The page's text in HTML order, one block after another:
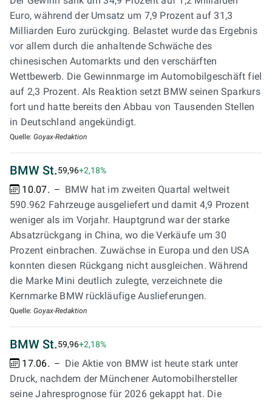
Euro, während der Umsatz um 7,9 Prozent auf 31,3
Milliarden Euro zurückging. Belastet wurde das Ergebnis
vor allem durch die anhaltende Schwäche des
chinesischen Automarkts und den verschärften
Wettbewerb. Die Gewinnmarge im Automobilgeschäft fiel
auf 2,3 Prozent. Als Reaktion setzt BMW seinen Sparkurs
fort und hatte bereits den Abbau von Tausenden Stellen
in Deutschland angekündigt.
Quelle: Goyax-Redaktion
BMW St.59,96+2,18%
10.07.
BMW hat im zweiten Quartal weltweit
590.962 Fahrzeuge ausgeliefert und damit 4,9 Prozent
weniger als im Vorjahr. Hauptgrund war der starke
Absatzrückgang in China, wo die Verkäufe um 30
Prozent einbrachen. Zuwächse in Europa und den USA
konnten diesen Rückgang nicht ausgleichen. Während
die Marke Mini deutlich zulegte, verzeichnete die
Kernmarke BMW rückläufige Auslieferungen.
Quelle: Goyax-Redaktion
BMW St.59,96+2,18%
17.06.
Die Aktie von BMW ist heute stark unter
Druck, nachdem der Münchener Automobilhersteller
seine Jahresprognose für 2026 gekappt hat. Die